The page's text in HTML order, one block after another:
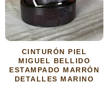
CINTURÓN PIEL
MIGUEL BELLIDO
ESTAMPADO MARRÓN
DETALLES MARINO